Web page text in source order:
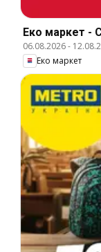
Еко маркет -
06.08.2026-
Еко маркет